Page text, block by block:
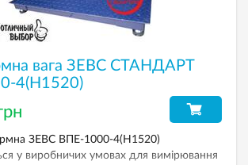
вага ЗЕВС СТАНДАРТ
4(Н1520)
ЗЕВС ВПЕ-1000-4(Н1520)
у виробничих умовах для вимірювання